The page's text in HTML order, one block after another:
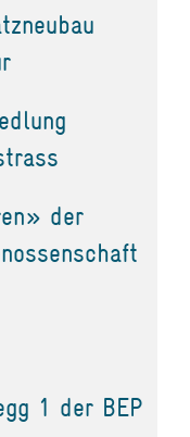
der
1 der BEP